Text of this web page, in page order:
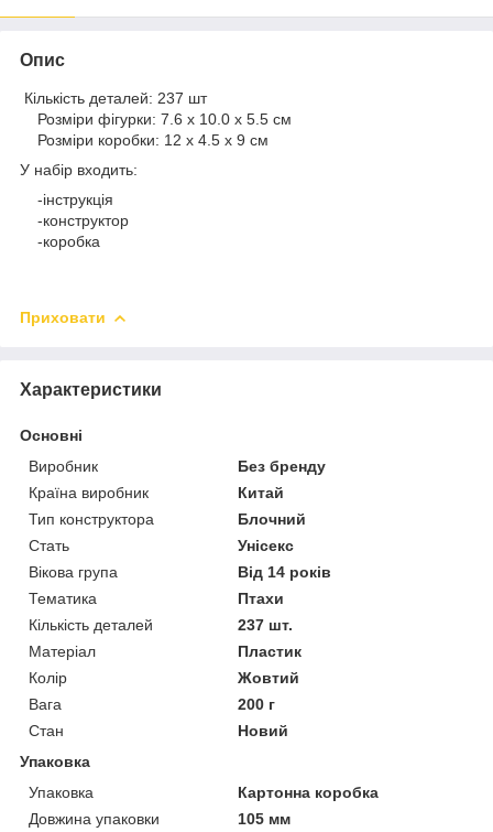
Опис
Кількість деталей: 237 шт
Розміри фігурки: 7.6 х 10.0 х 5.5 см
Розміри коробки: 12 х 4.5 х 9 см
У набір входить:
-інструкція
-конструктор
-коробка
Приховати
Характеристики
Основні
Виробник
Без бренду
Країна виробник
Китай
Тип конструктора
Блочний
Стать
Унісекс
Вікова група
Від 14 років
Тематика
Птахи
Кількість деталей
237 шт.
Матеріал
Пластик
Колір
Жовтий
Вага
200 г
Стан
Новий
Упаковка
Упаковка
Картонна коробка
Довжина упаковки
105 мм